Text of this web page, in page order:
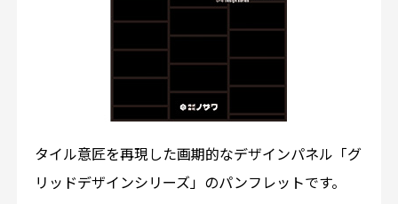
タイル意匠を再現した画期的なデザインパネル「グ
リッドデザインシリーズ」のパンフレットです。